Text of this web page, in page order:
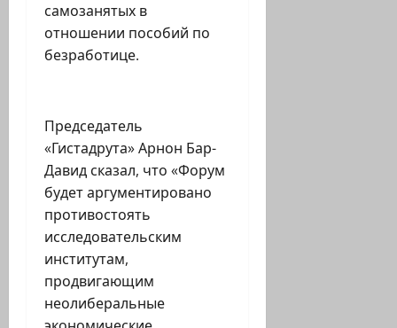
самозанятых в
отношении пособий по
безработице.
Председатель
«Гистадрута» Арнон Бар-
Давид сказал, что «Форум
будет аргументировано
противостоять
исследовательским
институтам,
продвигающим
неолиберальные